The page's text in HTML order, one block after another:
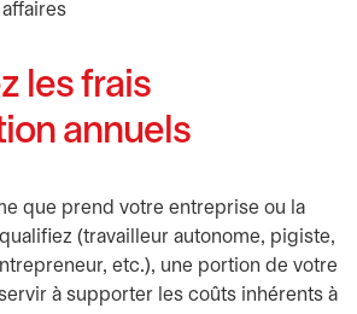
les frais
annuels
que prend votre entreprise ou la
(travailleur autonome, pigiste,
etc.), une portion de votre
à supporter les coûts inhérents à